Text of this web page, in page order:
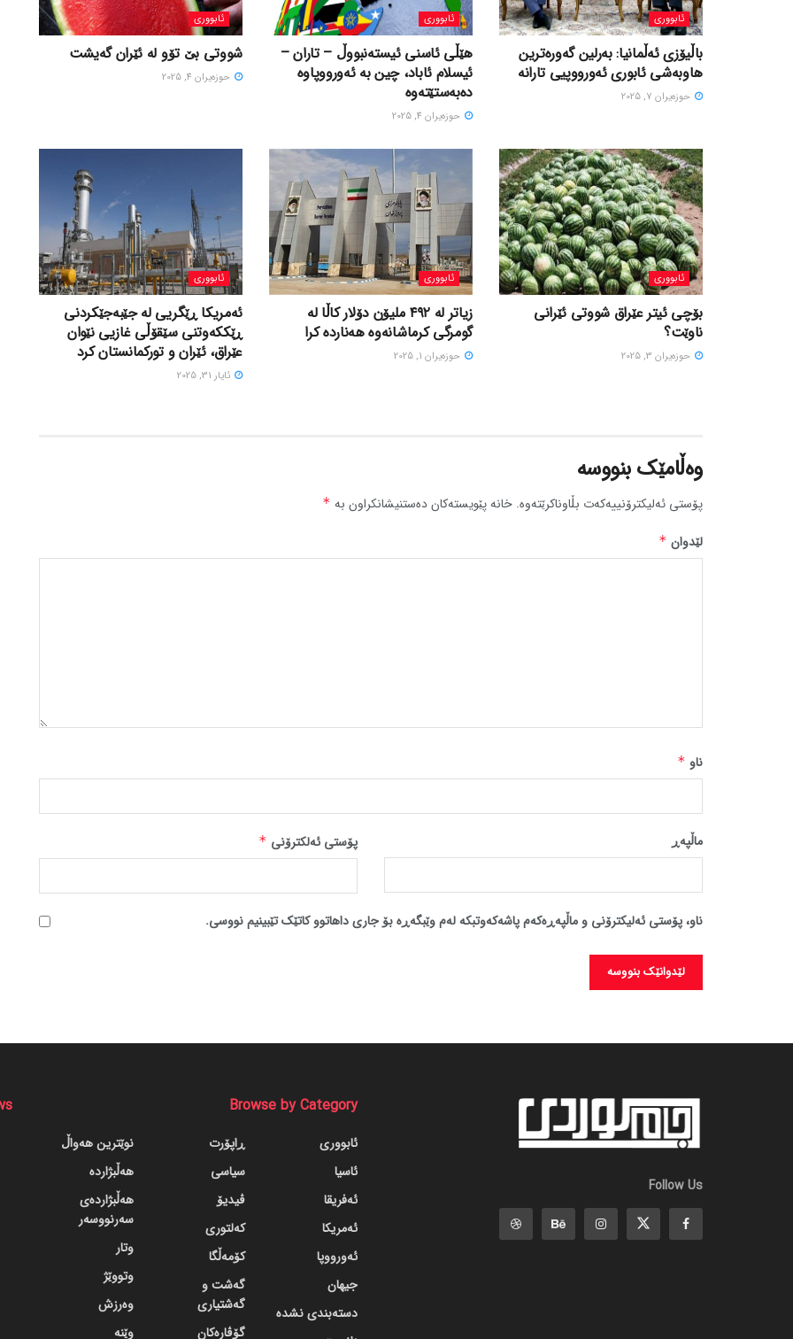
ئابووری
باڵیۆزی ئەڵمانیا: بەرلین گەورەترین
هاوبەشی ئابوری ئەورووپیی تارانە
حوزه‌یران 7, 2025
ئابووری
هێڵی ئاسنی ئیستەنبووڵ – تاران –
ئیسلام ئاباد، چین بە ئەورووپاوە
دەبەستێتەوە
حوزه‌یران 4, 2025
ئابووری
شووتی بێ تۆو لە ئێران گەیشت
حوزه‌یران 4, 2025
ئابووری
بۆچی ئیتر عێراق شووتی ئێرانی
ناوێت؟
حوزه‌یران 3, 2025
ئابووری
زیاتر لە ٤٩٢ ملیۆن دۆلار کاڵا لە
گومرگی کرماشانەوە هەناردە کرا
حوزه‌یران 1, 2025
ئابووری
ئەمریکا ڕێگریی لە جێبەجێکردنی
ڕێککەوتنی سێقۆڵی غازیی نێوان
عێراق، ئێران و تورکمانستان کرد
ئایار 31, 2025
وەڵامێک بنووسە
پۆستی ئەلیکترۆنییەکەت بڵاوناکرێتەوە. خانە پێویستەکان دەستنیشانکراون بە *
لێدوان *
ناو *
پۆستی ئەلکترۆنی * ماڵپه‌ڕ
ناو، پۆستی ئەلیکترۆنی و ماڵپەڕەکەم پاشەکەوتبکە لەم وێبگەڕە بۆ جاری داهاتوو کاتێک تێبینیم نووسی.
Follow Us
Browse by Category
ئابووری
ئاسیا
ئەفریقا
ئەمریکا
ئەورووپا
جیهان
دسته‌بندی نشده
ڕاپۆرت
سیاسی
ڤیدیۆ
کەلتوری
کۆمەڵگا
گه‌شت و
گه‌شتیاری
گۆڤاره‌کان
نوێترین هەواڵ
هەڵبژاردە
هەڵبژاردەی
سەرنووسەر
وتار
وتووێژ
وەرزش
وێنە